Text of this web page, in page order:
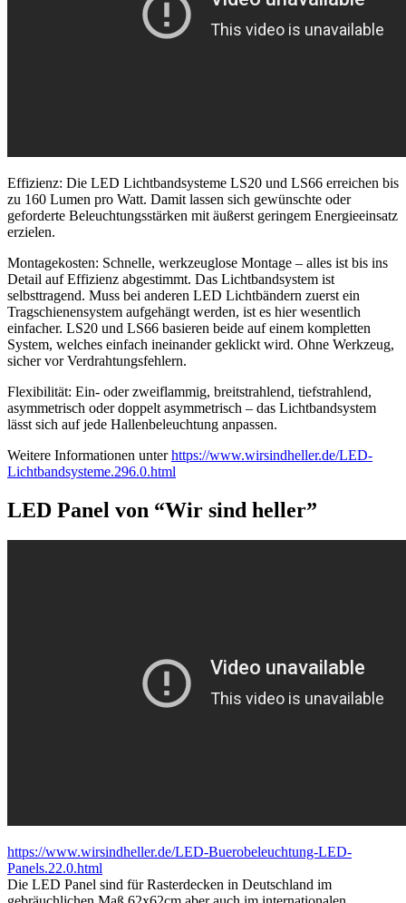
Effizienz: Die LED Lichtbandsysteme LS20 und LS66 erreichen bis
zu 160 Lumen pro Watt. Damit lassen sich gewünschte oder
geforderte Beleuchtungsstärken mit äußerst geringem Energieeinsatz
erzielen.
Montagekosten: Schnelle, werkzeuglose Montage – alles ist bis ins
Detail auf Effizienz abgestimmt. Das Lichtbandsystem ist
selbsttragend. Muss bei anderen LED Lichtbändern zuerst ein
Tragschienensystem aufgehängt werden, ist es hier wesentlich
einfacher. LS20 und LS66 basieren beide auf einem kompletten
System, welches einfach ineinander geklickt wird. Ohne Werkzeug,
sicher vor Verdrahtungsfehlern.
Flexibilität: Ein- oder zweiflammig, breitstrahlend, tiefstrahlend,
asymmetrisch oder doppelt asymmetrisch – das Lichtbandsystem
lässt sich auf jede Hallenbeleuchtung anpassen.
Weitere Informationen unterhttps://www.wirsindheller.de/LED-
Lichtbandsysteme.296.0.html
LED Panel von “Wir sind heller”
https://www.wirsindheller.de/LED-Buerobeleuchtung-LED-
Panels.22.0.html
Die LED Panel sind für Rasterdecken in Deutschland im